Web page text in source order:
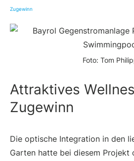
Zugewinn
Foto: Tom
Attraktives
Zugewinn
Die optische Integration in den
Garten hatte bei diesem Projekt